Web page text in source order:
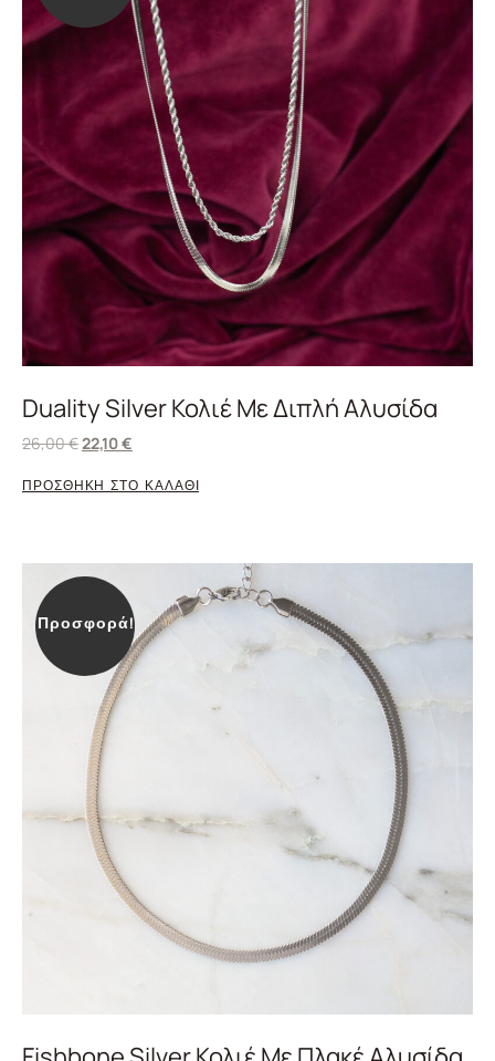
Duality Silver Κολιέ Με Διπλή Αλυσίδα
26,00€22,10€
ΠΡΟΣΘΗΚΗ ΣΤΟ ΚΑΛΑΘΙ
Προσφορά!